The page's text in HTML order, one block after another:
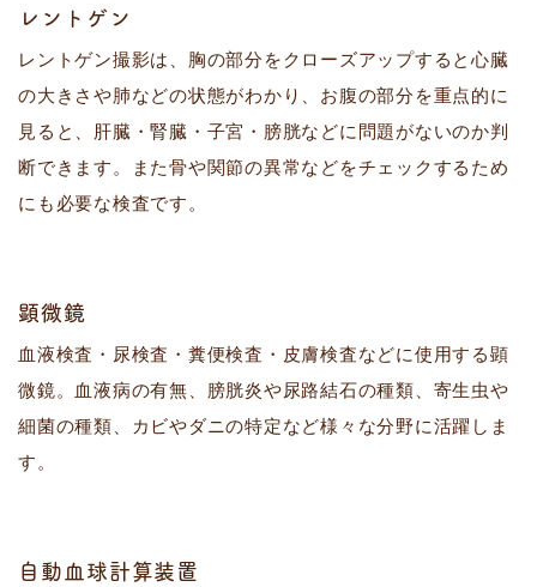
レントゲン
レントゲン撮影は、胸の部分をクローズアップすると心臓
の大きさや肺などの状態がわかり、お腹の部分を重点的に
見ると、肝臓・腎臓・子宮・膀胱などに問題がないのか判
断できます。また骨や関節の異常などをチェックするため
にも必要な検査です。
顕微鏡
血液検査・尿検査・糞便検査・皮膚検査などに使用する顕
微鏡。血液病の有無、膀胱炎や尿路結石の種類、寄生虫や
細菌の種類、カビやダニの特定など様々な分野に活躍しま
す。
自動血球計算装置